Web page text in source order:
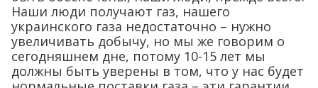
Наши люди получают газ, нашего
украинского газа недостаточно – нужно
увеличивать добычу, но мы же говорим о
сегодняшнем дне, потому 10-15 лет мы
должны быть уверены в том, что у нас будет